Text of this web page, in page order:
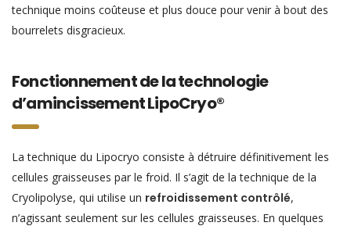
technique moins coûteuse et plus douce pour venir à bout des
bourrelets disgracieux.
Fonctionnement de la technologie
d’amincissement LipoCryo®
La technique du Lipocryo consiste à détruire définitivement les
cellules graisseuses par le froid. Il s’agit de la technique de la
Cryolipolyse, qui utilise un refroidissement contrôlé,
n’agissant seulement sur les cellules graisseuses. En quelques